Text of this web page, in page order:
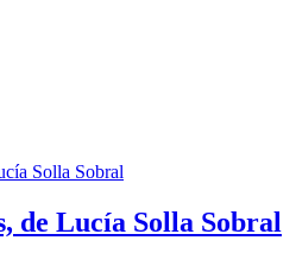
de Lucía Solla Sobral